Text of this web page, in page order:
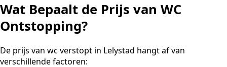
Wat Bepaalt de Prijs van WC
Ontstopping?
De prijs van wc verstopt in Lelystad hangt af van
verschillende factoren: